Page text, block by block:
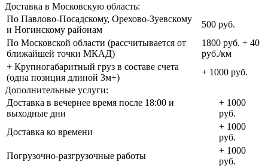
Доставка в Московскую область:
По Павлово-Посадскому, Орехово-Зуевскому
и Ногинскому районам
500 руб.
По Московской области (рассчитывается от
ближайшей точки МКАД)
1800 руб. + 40
руб./км
+ Крупногабаритный груз в составе счета
(одна позиция длиной 3м+)
+ 1000 руб.
Дополнительные услуги:
Доставка в вечернее время после 18:00 и
выходные дни
+ 1000
руб.
Доставка ко времени
+ 1000
руб.
Погрузочно-разгрузочные работы
+ 1000
руб.